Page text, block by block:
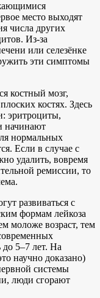
место выходят
числа других
Из-за
или селезёнке
эти симптомы
костный мозг,
костях. Здесь
эритроциты,
начинают
нормальных
Если в случае с
удалить, вовремя
ремиссии, то
развиваться с
формам лейкоза
моложе возраст, тем
5–7 лет. На
научно доказано)
системы
люди сгорают